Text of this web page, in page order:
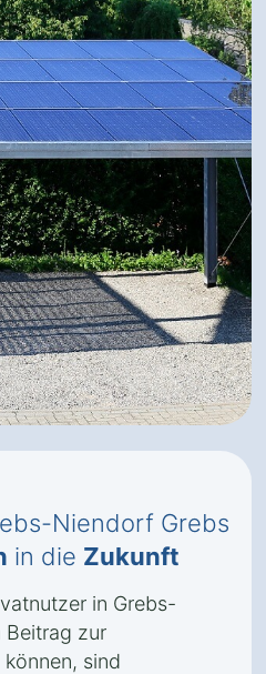
Niendorf Grebs
in die Zukunft
in Grebs-
Beitrag zur
sind